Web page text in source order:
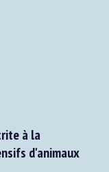
à la
d'animaux